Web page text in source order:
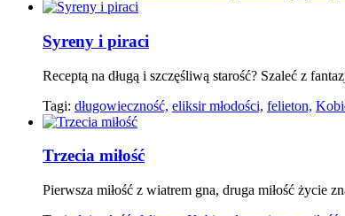
Syreny i piraci
Receptą na długą i szczęśliwą starość? Szaleć z
Tagi: długowieczność, eliksir młodości, felieton,
Trzecia miłość
Pierwsza miłość z wiatrem gna, druga miłość życie